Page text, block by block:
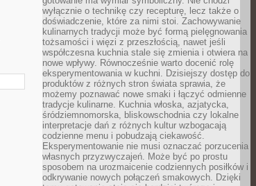
wyłącznie o technikę czy recepturę, lecz także o
doświadczenie, które za nimi stoi. Zachowywanie
kulinarnych tradycji może być formą pielęgnowania
tożsamości i więzi z przeszłością, nawet jeśli
współczesna kuchnia stale się zmienia i otwiera na
nowe wpływy. Równocześnie warto docenić rolę
eksperymentowania w kuchni. Dzisiejszy dostęp do
produktów z różnych stron świata sprawia, że
możemy poznawać nowe smaki i łączyć odmienne
tradycje kulinarne. Kuchnia włoska, azjatycka,
śródziemnomorska, bliskowschodnia czy lokalne
interpretacje dań z różnych kultur wzbogacają
codzienne menu i pobudzają ciekawość.
Eksperymentowanie nie musi oznaczać porzucenia
własnych przyzwyczajeń. Może być po prostu
sposobem na urozmaicenie codziennych posiłków i
odkrywanie nowych połączeń smakowych. Dzięki